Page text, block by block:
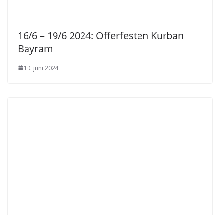
16/6 – 19/6 2024: Offerfesten Kurban
Bayram
10. juni 2024